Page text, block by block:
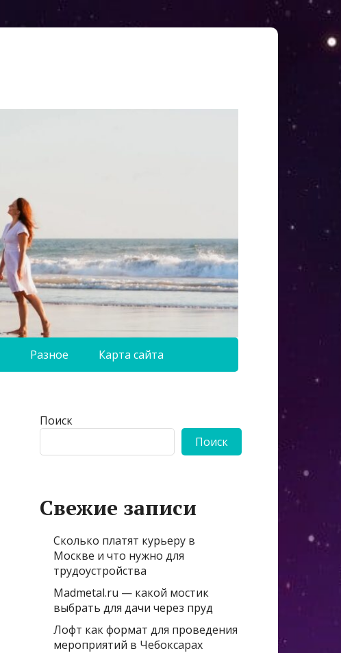
Разное Карта сайта
Поиск
Поиск
Свежие записи
Сколько платят курьеру в
Москве и что нужно для
трудоустройства
Madmetal.ru — какой мостик
выбрать для дачи через пруд
Лофт как формат для проведения
мероприятий в Чебоксарах